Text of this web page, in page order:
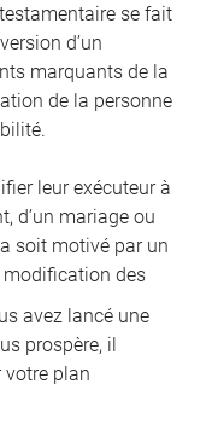
se fait
d’un
marquants de la
de la personne
leur exécuteur à
d’un mariage ou
soit motivé par un
des
avez lancé une
prospère, il
votre plan